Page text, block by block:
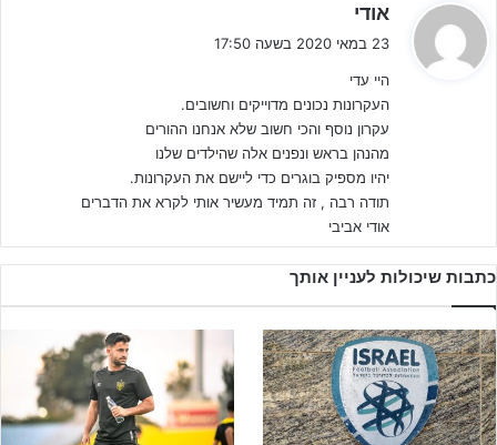
להסתכל קדימה ולמקד באופן מידי את המחשבות שלך בתוצאה הרצויה
שאותה אתה רוצה להשיג.
אודי
ב
:
23 במאי 2020 בשעה 17:50
היי עדי
העקרונות נכונים מדוייקים וחשובים.
עקרון נוסף והכי חשוב שלא אנחנו ההורים
מהנהן בראש ונפנים אלה שהילדים שלנו
יהיו מספיק בוגרים כדי ליישם את העקרונות.
תודה רבה , זה תמיד מעשיר אותי לקרא את הדברים
אודי אביבי
כתבות שיכולות לעניין אותך